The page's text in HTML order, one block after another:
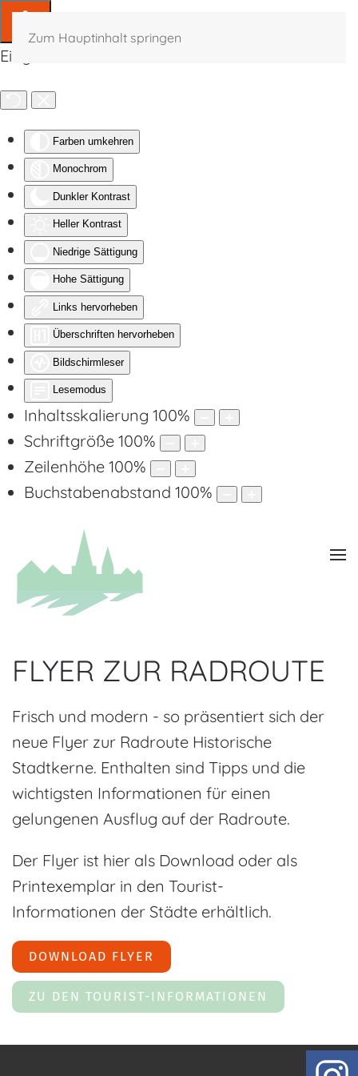
Eingabehilfen öffnen
Farben umkehren
Monochrom
Dunkler Kontrast
Heller Kontrast
Niedrige Sättigung
Hohe Sättigung
Links hervorheben
Überschriften hervorheben
Bildschirmleser
Lesemodus
Inhaltsskalierung 100%
Schriftgröße 100%
Zeilenhöhe 100%
Buchstabenabstand 100%
Zum Hauptinhalt springen
FLYER ZUR RADROUTE
Frisch und modern - so präsentiert sich der
neue Flyer zur Radroute Historische
Stadtkerne. Enthalten sind Tipps und die
wichtigsten Informationen für einen
gelungenen Ausflug auf der Radroute.
Der Flyer ist hier als Download oder als
Printexemplar in den Tourist-
Informationen der Städte erhältlich.
DOWNLOAD FLYER
ZU DEN TOURIST-INFORMATIONEN